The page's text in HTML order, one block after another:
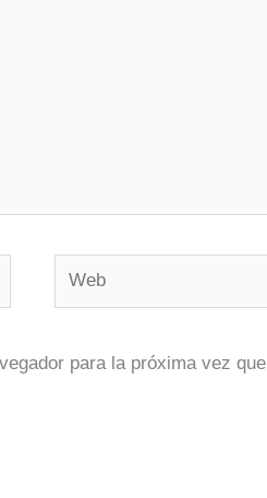
para la próxima vez que